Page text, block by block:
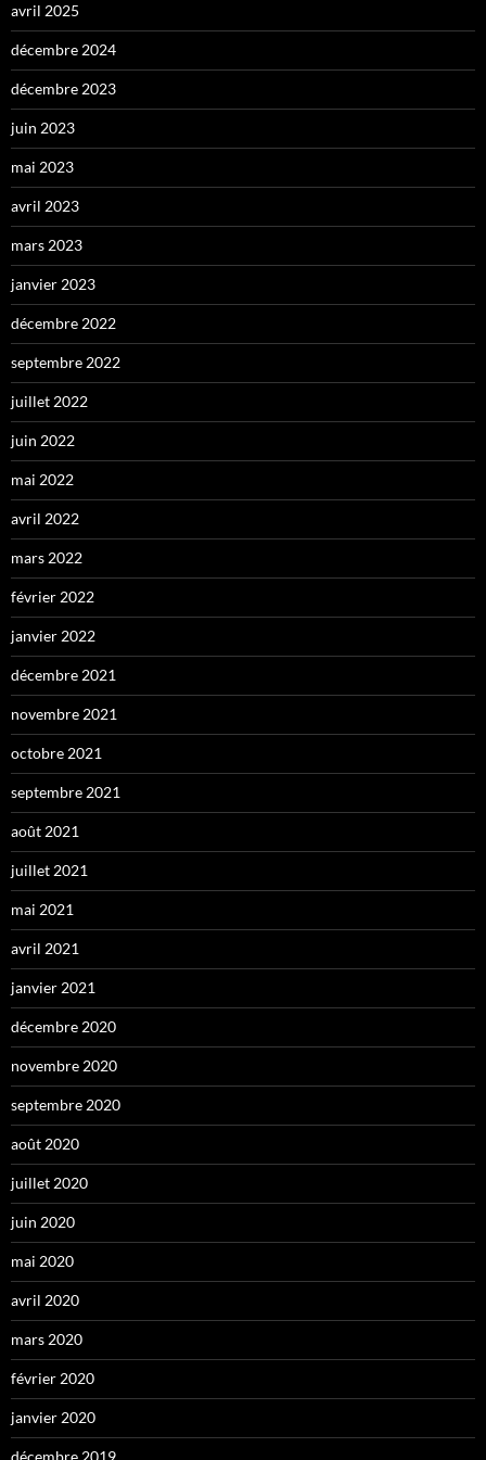
avril 2025
décembre 2024
décembre 2023
juin 2023
mai 2023
avril 2023
mars 2023
janvier 2023
décembre 2022
septembre 2022
juillet 2022
juin 2022
mai 2022
avril 2022
mars 2022
février 2022
janvier 2022
décembre 2021
novembre 2021
octobre 2021
septembre 2021
août 2021
juillet 2021
mai 2021
avril 2021
janvier 2021
décembre 2020
novembre 2020
septembre 2020
août 2020
juillet 2020
juin 2020
mai 2020
avril 2020
mars 2020
février 2020
janvier 2020